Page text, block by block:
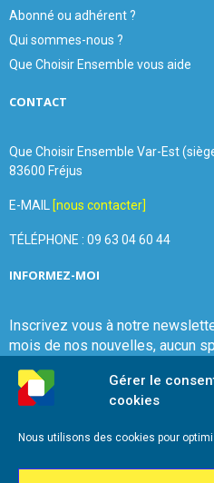
Gérer le
cookies
Nous utilisons des cookies pour
Abonné ou adhérent ?
Qui sommes-nous ?
Que Choisir Ensemble vous aide
CONTACT
Que Choisir Ensemble Var-Est
83600 Fréjus
E-MAIL [nous contacter]
TÉLÉPHONE : 09 63 04 60 44
INFORMEZ-MOI
Inscrivez vous à notre
mois de nos nouvelles, aucun